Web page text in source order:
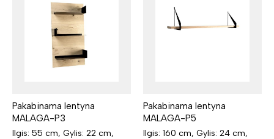
Pakabinama lentyna
MALAGA-P3
Ilgis: 55 cm, Gylis: 22 cm,
Pakabinama lentyna
MALAGA-P5
Ilgis: 160 cm, Gylis: 24 cm,